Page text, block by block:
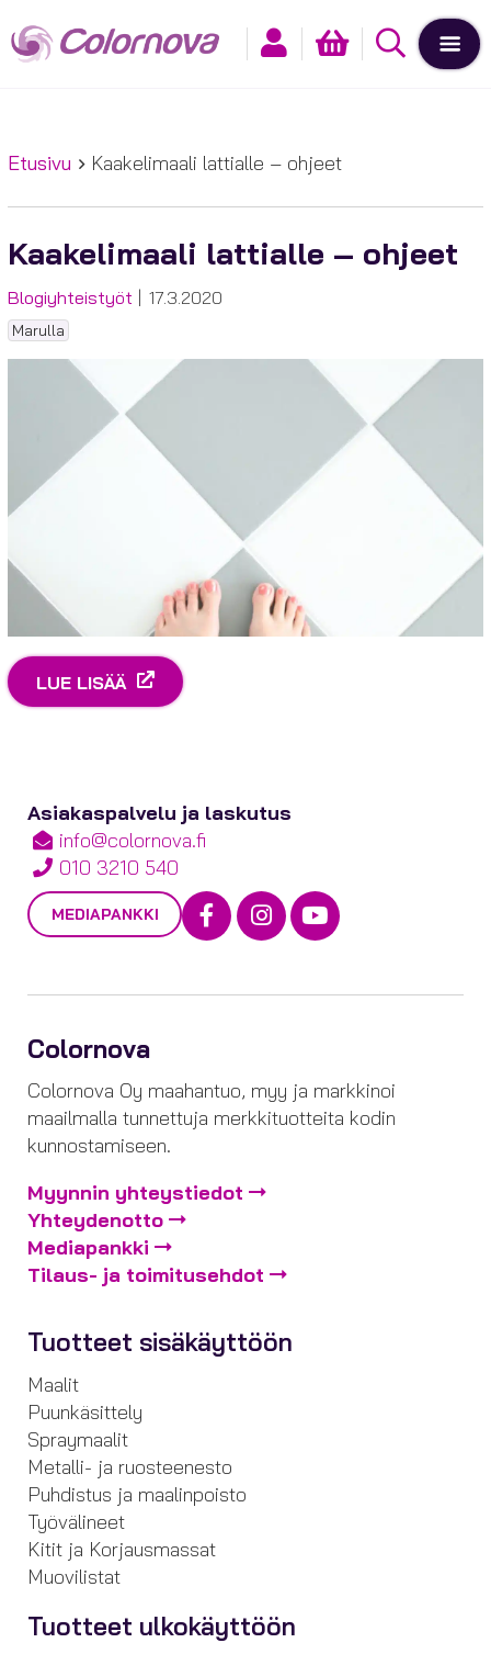
Etusivu Kaakelimaali lattialle – ohjeet
Kaakelimaali lattialle – ohjeet
Kategoriat
Blogiyhteistyöt Julkaistu
17.3.2020
Tagit
Marulla
LUE LISÄÄ
Asiakaspalvelu ja laskutus
info@colornova.fi
010 3210 540
MEDIAPANKKI Facebook
Instagram
Youtube
Colornova
Colornova Oy maahantuo, myy ja markkinoi
maailmalla tunnettuja merkkituotteita kodin
kunnostamiseen.
Myynnin yhteystiedot
Yhteydenotto
Mediapankki
Tilaus- ja toimitusehdot
Tuotteet sisäkäyttöön
Maalit
Puunkäsittely
Spraymaalit
Metalli- ja ruosteenesto
Puhdistus ja maalinpoisto
Työvälineet
Kitit ja Korjausmassat
Muovilistat
Tuotteet ulkokäyttöön